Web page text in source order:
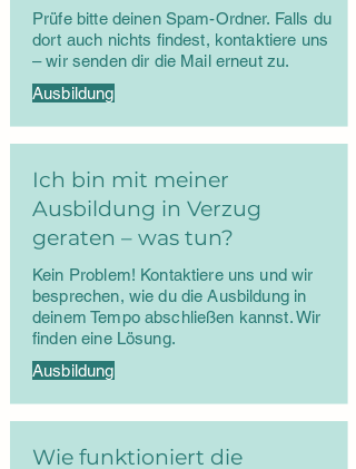
Prüfe bitte deinen Spam-Ordner. Falls du
dort auch nichts findest, kontaktiere uns
– wir senden dir die Mail erneut zu.
Ausbildung
Ich bin mit meiner
Ausbildung in Verzug
geraten – was tun?
Kein Problem! Kontaktiere uns und wir
besprechen, wie du die Ausbildung in
deinem Tempo abschließen kannst. Wir
finden eine Lösung.
Ausbildung
Wie funktioniert die